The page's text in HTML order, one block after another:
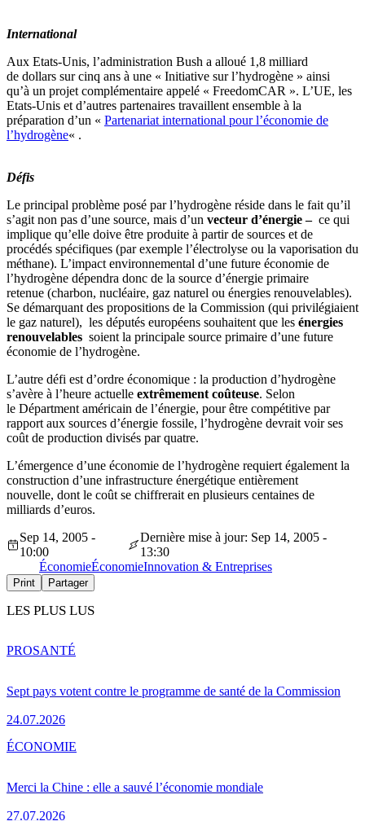
International
Aux Etats-Unis, l’administration Bush a alloué 1,8 milliard
de dollars sur cinq ans à une « Initiative sur l’hydrogène » ainsi
qu’à un projet complémentaire appelé « FreedomCAR ». L’UE, les
Etats-Unis et d’autres partenaires travaillent ensemble à la
préparation d’un « Partenariat international pour l’économie de
l’hydrogène« .
Défis
Le principal problème posé par l’hydrogène réside dans le fait qu’il
s’agit non pas d’une source, mais d’un vecteur d’énergie – ce qui
implique qu’elle doive être produite à partir de sources et de
procédés spécifiques (par exemple l’électrolyse ou la vaporisation du
méthane). L’impact environnemental d’une future économie de
l’hydrogène dépendra donc de la source d’énergie primaire
retenue (charbon, nucléaire, gaz naturel ou énergies renouvelables).
Se démarquant des propositions de la Commission (qui privilégiaient
le gaz naturel), les députés européens souhaitent que les énergies
renouvelables soient la principale source primaire d’une future
économie de l’hydrogène.
L’autre défi est d’ordre économique : la production d’hydrogène
s’avère à l’heure actuelle extrêmement coûteuse. Selon
le Départment américain de l’énergie, pour être compétitive par
rapport aux sources d’énergie fossile, l’hydrogène devrait voir ses
coût de production divisés par quatre.
L’émergence d’une économie de l’hydrogène requiert également la
construction d’une infrastructure énergétique entièrement
nouvelle, dont le coût se chiffrerait en plusieurs centaines de
milliards d’euros.
Sep 14, 2005 -
10:00
Dernière mise à jour: Sep 14, 2005 -
13:30
ÉconomieÉconomieInnovation & Entreprises
Print Partager
LES PLUS LUS
Sept pays votent contre le programme de santé de la Commission
24.07.2026
PROSANTÉ
Merci la Chine : elle a sauvé l’économie mondiale
27.07.2026
ÉCONOMIE